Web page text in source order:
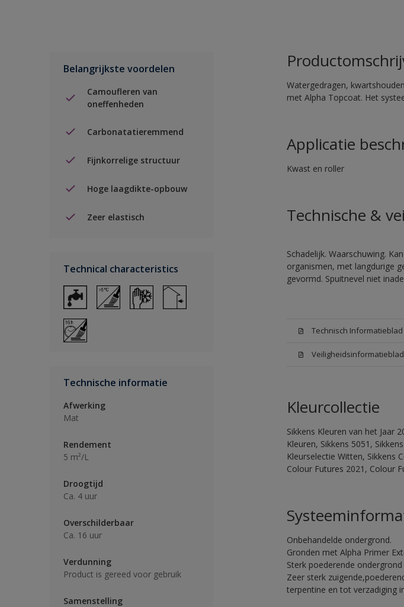
Belangrijkste voordelen
Camoufleren van
oneffenheden
Carbonatatieremmend
Fijnkorrelige structuur
Hoge laagdikte-opbouw
Zeer elastisch
Technical characteristics
Technische informatie
Afwerking
Mat
Rendement
5 m²/L
Droogtijd
Ca. 4 uur
Overschilderbaar
Ca. 16 uur
Verdunning
Product is gereed voor gebruik
Samenstelling
Watergedragen,
met Alpha Topcoat. Het
Applicatie
Kwast en roller
Technische &
Schadelijk. Waarschuwing.
organismen, met langdurige
gevormd. Spuitnevel niet
Technisch Informatieblad
Veiligheidsinformatieblad
Kleurcollectie
Sikkens Kleuren van het Jaar
Kleuren, Sikkens 5051,
Kleurselectie Witten, Sikkens
Colour Futures 2021, Colour
Onbehandelde ondergrond.
Gronden met Alpha Primer
Sterk poederende
Zeer sterk
terpentine en tot verzadiging